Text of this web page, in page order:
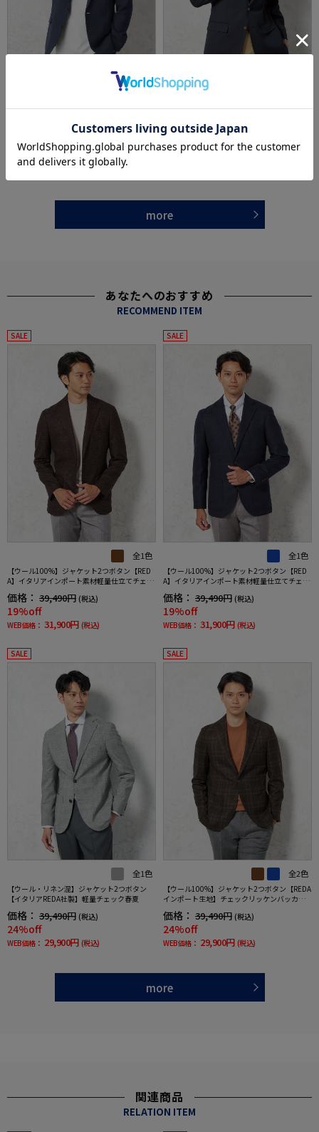
ップ対応TOKYORUNストレッチ2ボタン背抜き
仕様ブレスエフェクト生地春夏
価格： 14,300円 (税込)
38%off
8,900円 (税込)
背抜き無地リージェントハウス通年【定番】
価格：27,500円 (税込)
20%off
more
あなたへのおすすめ
RECOMMEND ITEM
SALE
全1色
【ウール100%】ジャケット2つボタン【RED
A】イタリアインポート素材軽量仕立てチェッ
クブラウンRUCKENBACCHAR秋冬
価格： 39,490円 (税込)
19%off
WEB価格： 31,900円 (税込)
SALE
全1色
【ウール100%】ジャケット2つボタン【RED
A】イタリアインポート素材軽量仕立てチェッ
クネイビーRUCKENBACCHAR秋冬
価格： 39,490円 (税込)
19%off
WEB価格： 31,900円 (税込)
SALE
全1色
【ウール・リネン混】ジャケット2つボタン
【イタリアREDA社製】軽量チェック春夏
価格： 39,490円 (税込)
24%off
WEB価格： 29,900円 (税込)
SALE
全2色
【ウール100%】ジャケット2つボタン【REDA
インポート生地】チェックリッケンバッカー
秋冬
価格： 39,490円 (税込)
24%off
WEB価格： 29,900円 (税込)
more
関連商品
RELATION ITEM